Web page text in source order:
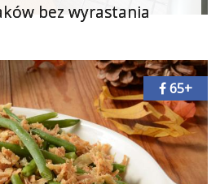
bez wyrastania
65+